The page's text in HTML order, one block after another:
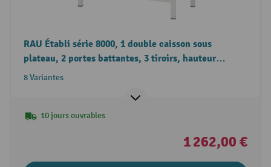
RAU Établi série 8000, 1 double caisson sous
plateau, 2 portes battantes, 3 tiroirs, hauteur
840 mm
8 Variantes
10 jours ouvrables
1 262,00 €